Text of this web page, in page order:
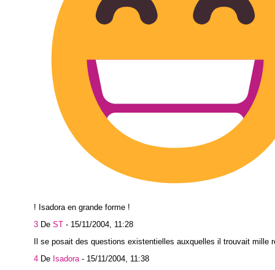
! Isadora en grande forme !
3 De ST - 15/11/2004, 11:28
Il se posait des questions existentielles auxquelles il trouvait mille
4 De Isadora - 15/11/2004, 11:38